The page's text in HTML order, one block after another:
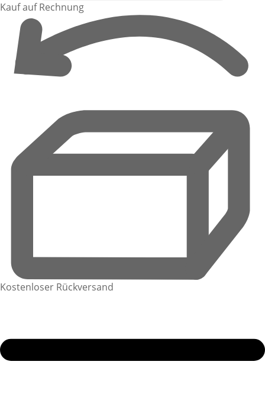
Kauf auf Rechnung
Kostenloser Rückversand